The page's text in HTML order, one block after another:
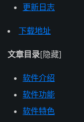
更新日志
下载地址
文章目录[隐藏]
软件介绍
软件功能
软件特色